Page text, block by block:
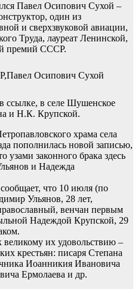
Павел Осипович Сухой –
один из
и сверхзвуковой авиации,
Труда, лауреат Ленинской,
премий СССР.
ссылке, в селе Шушенское
и Н.К. Крупской.
храма села
пополнилась новой записью,
узами законного брака здесь
и Надежда
что 10 июля (по
Ульянов, 28 лет,
венчан первым
Надеждой Крупской, 29
их удовольствию –
крестьян: писаря Степана
Иоанникия Ивановича
Ермолаева и др.